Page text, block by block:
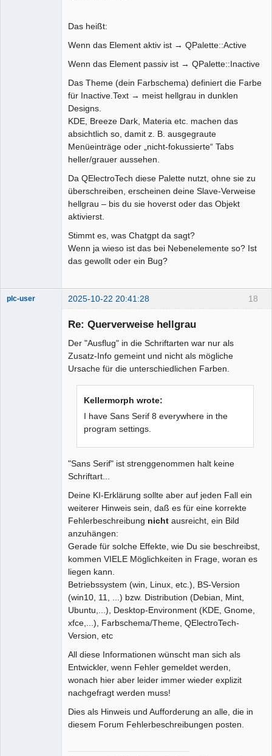
Das heißt:
Wenn das Element aktiv ist → QPalette::Active
Wenn das Element passiv ist → QPalette::Inactive
Das Theme (dein Farbschema) definiert die Farbe
für Inactive.Text → meist hellgrau in dunklen
Designs.
KDE, Breeze Dark, Materia etc. machen das
absichtlich so, damit z. B. ausgegraute
Menüeinträge oder „nicht-fokussierte“ Tabs
heller/grauer aussehen.
Da QElectroTech diese Palette nutzt, ohne sie zu
überschreiben, erscheinen deine Slave-Verweise
hellgrau – bis du sie hoverst oder das Objekt
aktivierst.
Stimmt es, was Chatgpt da sagt?
Wenn ja wieso ist das bei Nebenelemente so? Ist
das gewollt oder ein Bug?
18
plc-user 2025-10-22 20:41:28
Re: Querverweise hellgrau
Der "Ausflug" in die Schriftarten war nur als
Zusatz-Info gemeint und nicht als mögliche
Ursache für die unterschiedlichen Farben.
Kellermorph wrote:
I have Sans Serif 8 everywhere in the
program settings.
"Sans Serif" ist strenggenommen halt keine
Schriftart...
Deine KI-Erklärung sollte aber auf jeden Fall ein
weiterer Hinweis sein, daß es für eine korrekte
Fehlerbeschreibung nicht ausreicht, ein Bild
anzuhängen:
Gerade für solche Effekte, wie Du sie beschreibst,
kommen VIELE Möglichkeiten in Frage, woran es
liegen kann.
Betriebssystem (win, Linux, etc.), BS-Version
(win10, 11, ...) bzw. Distribution (Debian, Mint,
Ubuntu,...), Desktop-Environment (KDE, Gnome,
xfce,...), Farbschema/Theme, QElectroTech-
Version, etc
All diese Informationen wünscht man sich als
Entwickler, wenn Fehler gemeldet werden,
wonach hier aber leider immer wieder explizit
nachgefragt werden muss!
Dies als Hinweis und Aufforderung an alle, die in
diesem Forum Fehlerbeschreibungen posten.